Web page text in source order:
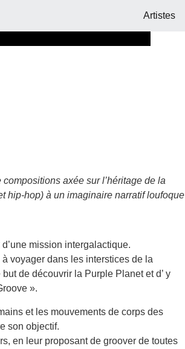
Artistes
axée sur l’héritage de la
hip-hop) à un imaginaire narratif loufoque
mission intergalactique.
voyager dans les interstices de la
de découvrir la Purple Planet et d’ y
».
et les mouvements de corps des
son objectif.
en leur proposant de groover de toutes